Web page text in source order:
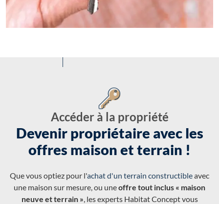
Accéder à la propriété
Devenir propriétaire avec les
offres maison et terrain !
Que vous optiez pour l'achat d'un terrain constructibleavec
une maison sur mesure, ou uneoffre tout inclus « maison
neuve et terrain », les experts Habitat Concept vous